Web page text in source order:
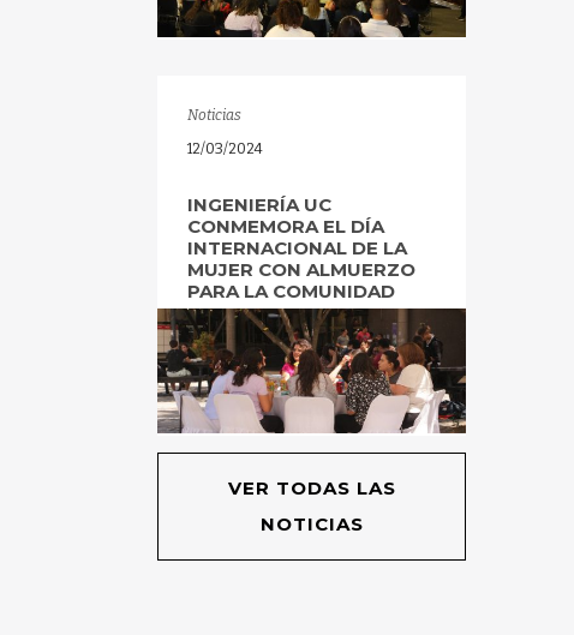
Noticias
12/03/2024
INGENIERÍA UC
CONMEMORA EL DÍA
INTERNACIONAL DE LA
MUJER CON ALMUERZO
PARA LA COMUNIDAD
VER TODAS LAS
NOTICIAS